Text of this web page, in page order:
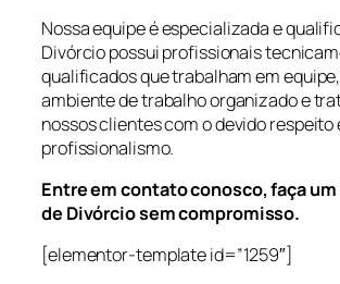
Nossa equipe é especializada e
Divórcio possui profissionais
qualificados que trabalham em
ambiente de trabalho organizado e
nossos clientes com o devido respeito
profissionalismo.
Entre em contato conosco, faça
de Divórcio sem compromisso.
[elementor-template id=”1259″]